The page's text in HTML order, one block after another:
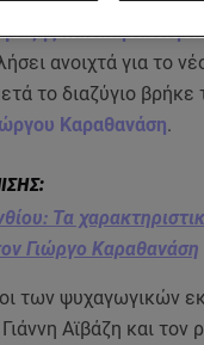
καιΜαρία
ανοιχτά για το
το διαζύγιο
Καραθανάση.
Τα
Γιώργο Καραθανάση
των ψυχαγωγικών
Αϊβάζη και τον